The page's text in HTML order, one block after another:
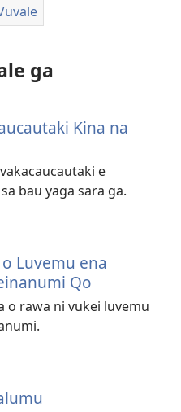
ga
Kina na
e
bau yaga sara ga.
Luvemu ena
Qo
o rawa ni vukei luvemu